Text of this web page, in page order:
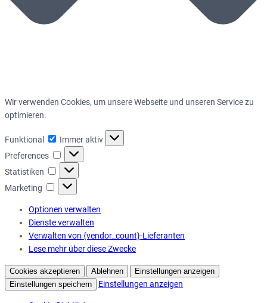
Wir verwenden Cookies, um unsere Webseite und unseren Service zu
optimieren.
Funktional Funktional
Immer aktiv
Preferences
Preferences
Statistiken Statistiken
Marketing Marketing
Optionen verwalten
Dienste verwalten
Verwalten von {vendor_count}-Lieferanten
Lese mehr über diese Zwecke
Cookies akzeptieren Ablehnen
Einstellungen anzeigen
Einstellungen speichern
Einstellungen anzeigen